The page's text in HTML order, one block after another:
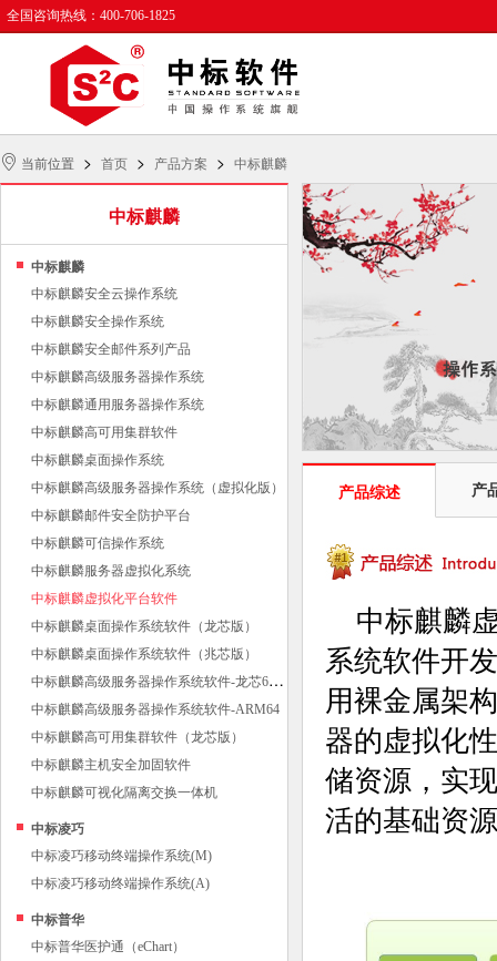
全国咨询热线：400-706-1825
当前位置 > 首页 > 产品方案 > 中标麒麟
中标麒麟
中标麒麟
中标麒麟安全云操作系统
中标麒麟安全操作系统
中标麒麟安全邮件系列产品
中标麒麟高级服务器操作系统
中标麒麟通用服务器操作系统
中标麒麟高可用集群软件
中标麒麟桌面操作系统
中标麒麟高级服务器操作系统（虚拟化版）
中标麒麟邮件安全防护平台
中标麒麟可信操作系统
中标麒麟服务器虚拟化系统
中标麒麟虚拟化平台软件
中标麒麟桌面操作系统软件（龙芯版）
中标麒麟桌面操作系统软件（兆芯版）
中
标麒麟高级服务器操作系统软件-龙芯64位
中标麒麟高级服务器操作系统软件-ARM64
中标麒麟高可用集群软件（龙芯版）
中标麒麟主机安全加固软件
中标麒麟可视化隔离交换一体机
中标凌巧
中标凌巧移动终端操作系统(M)
中标凌巧移动终端操作系统(A)
中标普华
中标普华医护通（eChart）
产品综述 产
中标麒麟
系统软件开
用裸金属架
器的虚拟化
储资源，实
活的基础资